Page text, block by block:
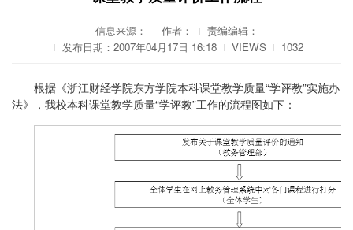
信息公开
教师发展
信息来源： 作者：
责编编辑：
发布日期：2007年04月17日 16:18
VIEWS 1032
根据《浙江财经学院东方学院本科课堂教学质量“学评教”实施办
法》，我校本科课堂教学质量“学评教”工作的流程图如下：